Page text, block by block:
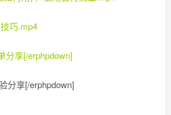
巧.mp4
分享[/erphpdown]
分享[/erphpdown]